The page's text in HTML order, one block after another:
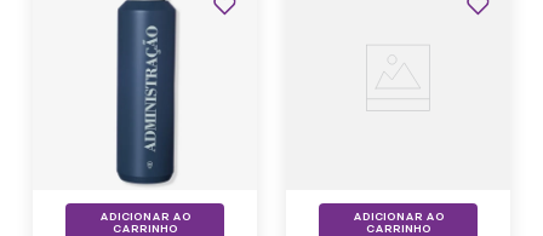
ADICIONAR AO
CARRINHO
ADICIONAR AO
CARRINHO